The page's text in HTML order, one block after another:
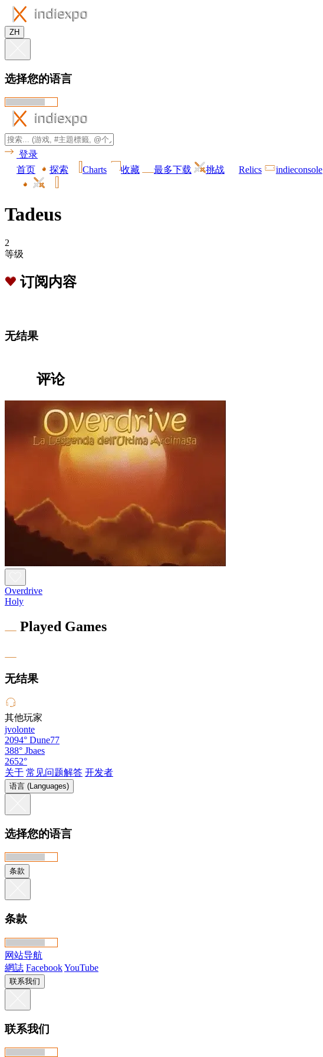
ZH
选择您的语言
登录
首页
探索 Charts 收藏 最多下载 挑战 Relics indieconsole
Tadeus
2
等级
订阅内容
无结果
评论
Overdrive
Holy
Played Games
无结果
其他玩家
jvolonte
2094° Dune77
388° Jbaes
2652°
关于 常见问题解答 开发者
语言 (Languages)
选择您的语言
条款
条款
网站导航
網誌 FacebookYouTube
联系我们
联系我们